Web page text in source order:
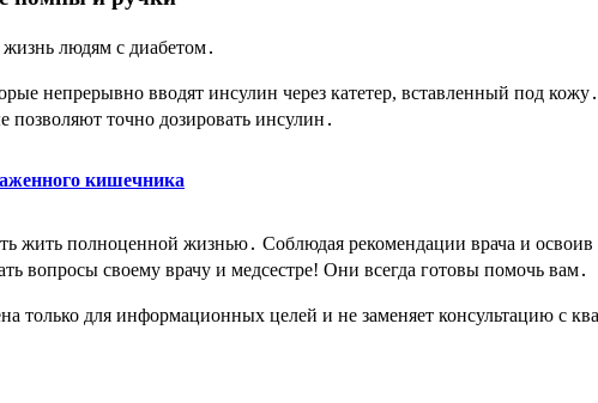
людям с диабетом․
непрерывно вводят инсулин через катетер, вставленный под кожу․
точно дозировать инсулин․
кишечника
жить полноценной жизнью․ Соблюдая рекомендации врача и
вопросы своему врачу и медсестре! Они всегда готовы помочь вам․
только для информационных целей и не заменяет консультацию